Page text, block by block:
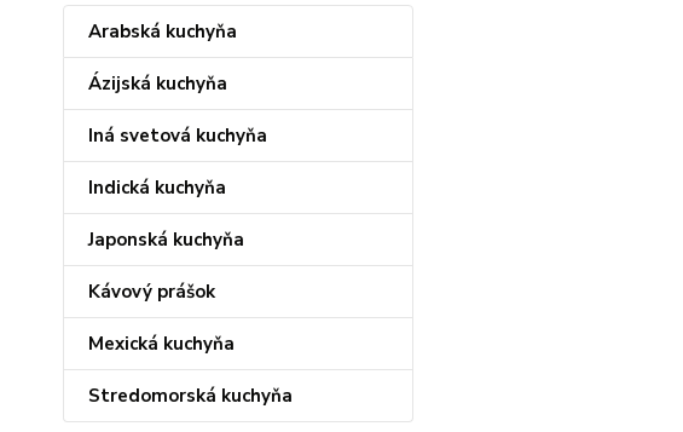
Arabská kuchyňa
Ázijská kuchyňa
Iná svetová kuchyňa
Indická kuchyňa
Japonská kuchyňa
Kávový prášok
Mexická kuchyňa
Stredomorská kuchyňa